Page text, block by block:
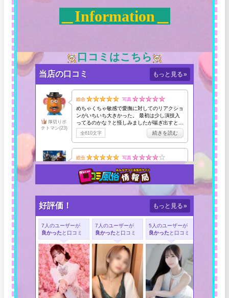
＿Information＿
口コミはこちら
当店の口コミ もっと見る»
好評価！ もっと見る»